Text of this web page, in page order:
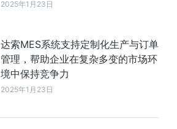
2025年1月23日
达索MES系统支持定制化生产与订单
管理，帮助企业在复杂多变的市场环
境中保持竞争力
2025年1月23日